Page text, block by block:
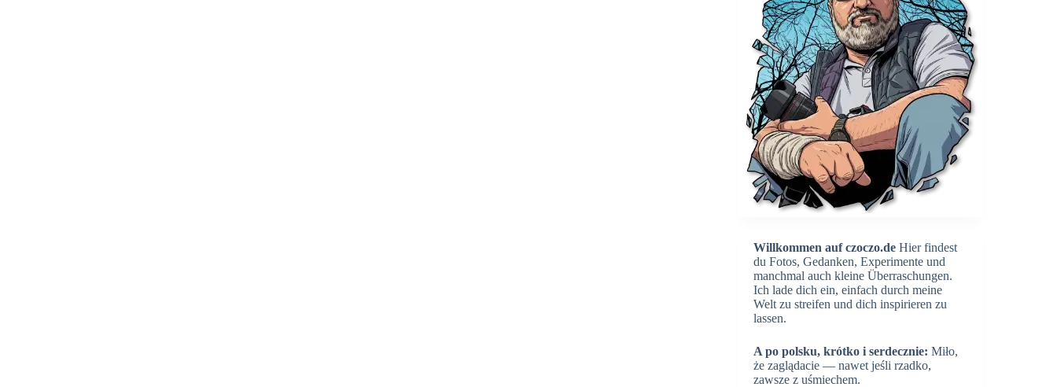
Willkommen auf czoczo.de Hier findest
du Fotos, Gedanken, Experimente und
manchmal auch kleine Überraschungen.
Ich lade dich ein, einfach durch meine
Welt zu streifen und dich inspirieren zu
lassen.
A po polsku, krótko i serdecznie: Miło,
że zaglądacie — nawet jeśli rzadko,
zawsze z uśmiechem.